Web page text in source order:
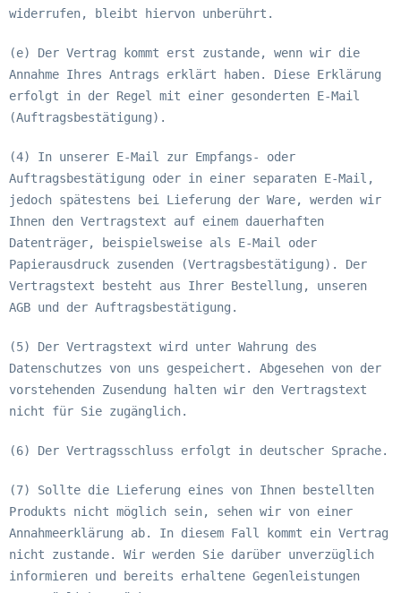
widerrufen, bleibt hiervon unberührt.
(e) Der Vertrag kommt erst zustande, wenn wir die
Annahme Ihres Antrags erklärt haben. Diese Erklärung
erfolgt in der Regel mit einer gesonderten E-Mail
(Auftragsbestätigung).
(4) In unserer E-Mail zur Empfangs- oder
Auftragsbestätigung oder in einer separaten E-Mail,
jedoch spätestens bei Lieferung der Ware, werden wir
Ihnen den Vertragstext auf einem dauerhaften
Datenträger, beispielsweise als E-Mail oder
Papierausdruck zusenden (Vertragsbestätigung). Der
Vertragstext besteht aus Ihrer Bestellung, unseren
AGB und der Auftragsbestätigung.
(5) Der Vertragstext wird unter Wahrung des
Datenschutzes von uns gespeichert. Abgesehen von der
vorstehenden Zusendung halten wir den Vertragstext
nicht für Sie zugänglich.
(6) Der Vertragsschluss erfolgt in deutscher Sprache.
(7) Sollte die Lieferung eines von Ihnen bestellten
Produkts nicht möglich sein, sehen wir von einer
Annahmeerklärung ab. In diesem Fall kommt ein Vertrag
nicht zustande. Wir werden Sie darüber unverzüglich
informieren und bereits erhaltene Gegenleistungen